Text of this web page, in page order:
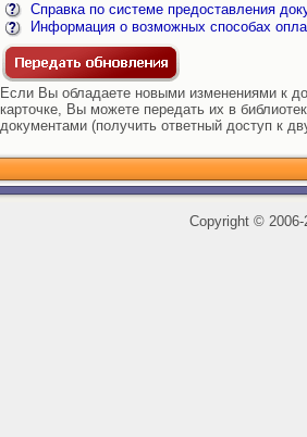
Справка по системе предоставления
Информация о возможных способах
Если Вы обладаете новыми изменениями к
карточке, Вы можете передать их в
документами (получить ответный доступ к
Copyright ©